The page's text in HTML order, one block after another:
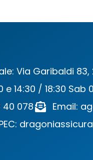
Via Garibaldi
14:30 / 18:30 Sab
078
Email: